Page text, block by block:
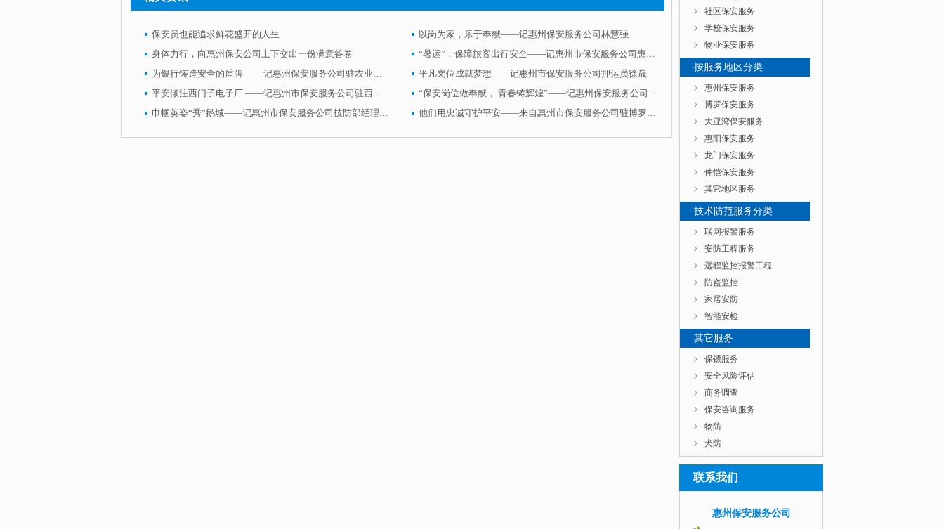
女孩，随后他开始留意身边走过的每一个人。
保安员也能追求鲜花盛开的人生
以岗为家，乐于奉献——记惠州保安服务公司林慧强
身体力行，向惠州保安公司上下交出一份满意答卷
“暑运”，保障旅客出行安全——记惠州市保安服务公司惠州火车站安检队
为银行铸造安全的盾牌 ——记惠州保安服务公司驻农业银行惠州分行保安中队
平凡岗位成就梦想——记惠州市保安服务公司押运员徐晟
平安倾注西门子电子厂 ——记惠州市保安服务公司驻西门子惠州电子厂人防保安部
“保安岗位做奉献， 青春铸辉煌”——记惠州保安服务公司二大队大队长李琛斌
巾帼英姿“秀”鹅城——记惠州市保安服务公司技防部经理王彩霞
他们用忠诚守护平安——来自惠州市保安服务公司驻博罗县押运大队的报道
社区保安服务
学校保安服务
物业保安服务
按服务地区分类
惠州保安服务
博罗保安服务
大亚湾保安服务
惠阳保安服务
龙门保安服务
仲恺保安服务
其它地区服务
技术防范服务分类
联网报警服务
安防工程服务
远程监控报警工程
防盗监控
家居安防
智能安检
其它服务
保镖服务
安全风险评估
商务调查
保安咨询服务
物防
犬防
联系我们
惠州保安服务公司